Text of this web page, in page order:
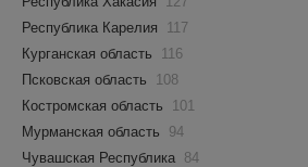
Республика Карелия
117
Курганская область
116
Псковская область
108
Костромская область
101
Мурманская область
94
Чувашская Республика 84